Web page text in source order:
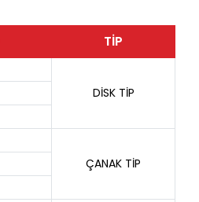
TİP
DİSK TİP
ÇANAK TİP